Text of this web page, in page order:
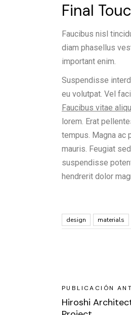
Final
Faucibus nisl
diam phasellus
important enim.
Suspendisse
eu volutpat. Vel
Faucibus vitae
lorem. Erat
tempus. Magna ac
mauris. Feugiat
suspendisse
hendrerit dolor
design materials
PUBLICACIÓN
Hiroshi